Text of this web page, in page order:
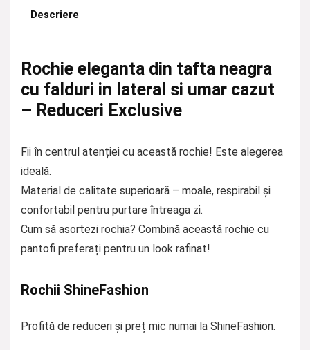
Descriere
Rochie eleganta din tafta neagra
cu falduri in lateral si umar cazut
– Reduceri Exclusive
Fii în centrul atenției cu această rochie! Este alegerea
ideală.
Material de calitate superioară – moale, respirabil și
confortabil pentru purtare întreaga zi.
Cum să asortezi rochia? Combină această rochie cu
pantofi preferați pentru un look rafinat!
Rochii ShineFashion
Profită de reduceri și preț mic numai la ShineFashion.